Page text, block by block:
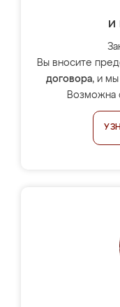
и
Вы вносите
договора, и мы
Возможна